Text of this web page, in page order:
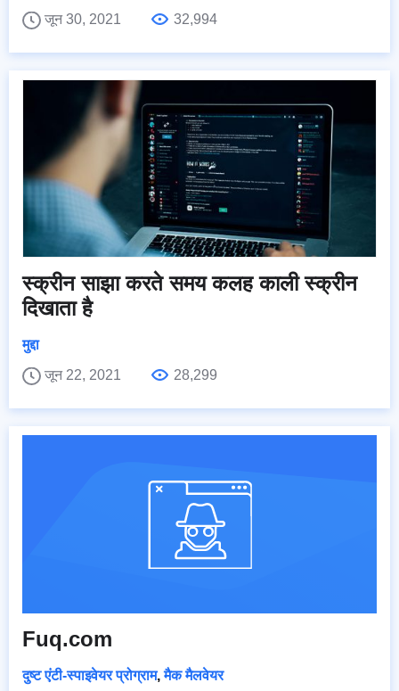
जून 30, 2021
32,994
स्क्रीन साझा करते समय कलह काली स्क्रीन
दिखाता है
मुद्दा
जून 22, 2021
28,299
Fuq.com
दुष्ट एंटी-स्पाइवेयर प्रोग्राम,मैक मैलवेयर